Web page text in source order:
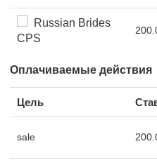
Russian Brides
CPS
Оплачиваемые действия
Цель
sale